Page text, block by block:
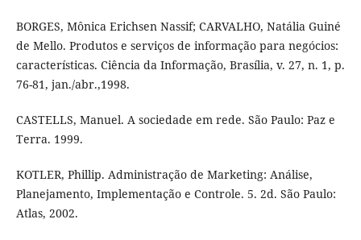
BORGES, Mônica Erichsen Nassif; CARVALHO, Natália Guiné
de Mello. Produtos e serviços de informação para negócios:
características. Ciência da Informação, Brasília, v. 27, n. 1, p.
76-81, jan./abr.,1998.
CASTELLS, Manuel. A sociedade em rede. São Paulo: Paz e
Terra. 1999.
KOTLER, Phillip. Administração de Marketing: Análise,
Planejamento, Implementação e Controle. 5. 2d. São Paulo:
Atlas, 2002.